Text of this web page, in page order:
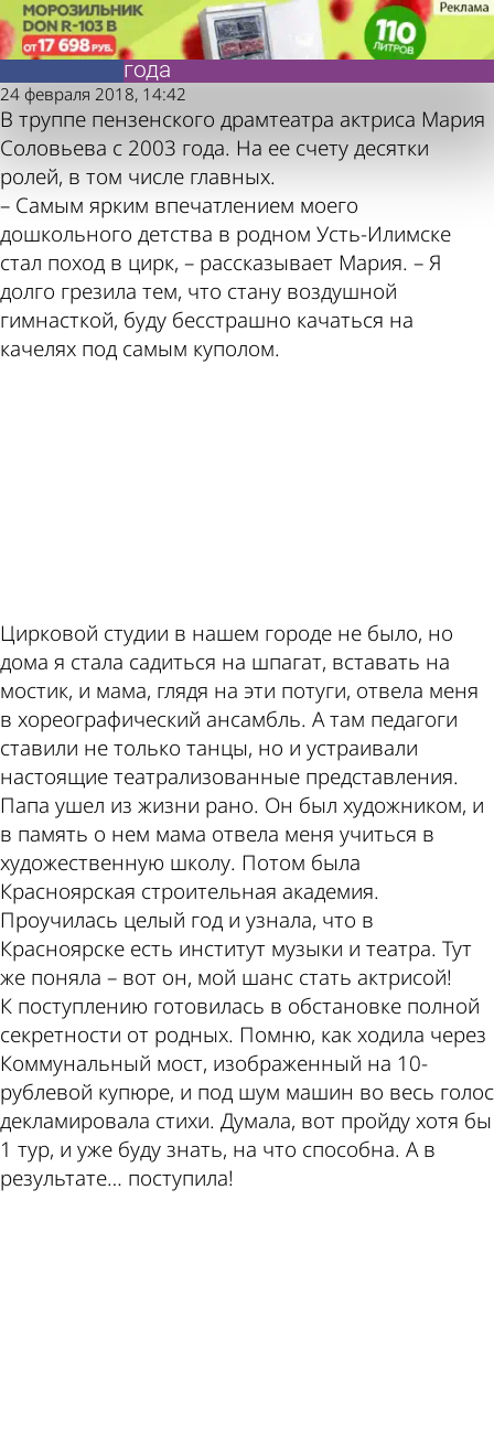
Дочь актрисы пензенского
драмтеатра вышла на сцену в 4
года
Молодой
ленинец
24 февраля 2018, 14:42
В труппе пензенского драмтеатра актриса Мария
Соловьева с 2003 года. На ее счету десятки
ролей, в том числе главных.
– Самым ярким впечатлением моего
дошкольного детства в родном Усть-Илимске
стал поход в цирк, – рассказывает Мария. – Я
долго грезила тем, что стану воздушной
гимнасткой, буду бесстрашно качаться на
качелях под самым куполом.
Цирковой студии в нашем городе не было, но
дома я стала садиться на шпагат, вставать на
мостик, и мама, глядя на эти потуги, отвела меня
в хореографический ансамбль. А там педагоги
ставили не только танцы, но и устраивали
настоящие театрализованные представления.
Папа ушел из жизни рано. Он был художником, и
в память о нем мама отвела меня учиться в
художественную школу. Потом была
Красноярская строительная академия.
Проучилась целый год и узнала, что в
Красноярске есть институт музыки и театра. Тут
же поняла – вот он, мой шанс стать актрисой!
К поступлению готовилась в обстановке полной
секретности от родных. Помню, как ходила через
Коммунальный мост, изображенный на 10-
рублевой купюре, и под шум машин во весь голос
декламировала стихи. Думала, вот пройду хотя бы
1 тур, и уже буду знать, на что способна. А в
результате… поступила!
Дочь актрисы пензенского
драмтеатра вышла на сцену в 4
года
Молодой
ленинец
Также
пресса
теме
Погода
и курсы